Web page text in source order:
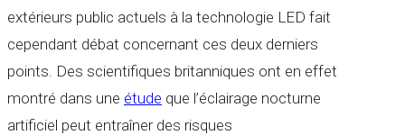
extérieurs public actuels à la technologie LED fait
cependant débat concernant ces deux derniers
points. Des scientifiques britanniques ont en effet
montré dans une étude que l’éclairage nocturne
artificiel peut entraîner des risques